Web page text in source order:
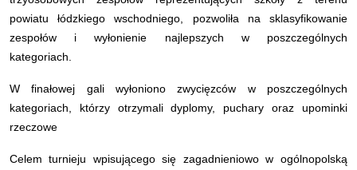
powiatu łódzkiego wschodniego, pozwoliła na sklasyfikowanie
zespołów i wyłonienie najlepszych w poszczególnych
kategoriach.
W finałowej gali wyłoniono zwycięzców w poszczególnych
kategoriach, którzy otrzymali dyplomy, puchary oraz upominki
rzeczowe
Celem turnieju wpisującego się zagadnieniowo w ogólnopolską